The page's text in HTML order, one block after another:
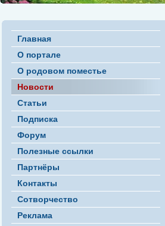
Главная
О портале
О родовом поместье
Новости
Статьи
Подписка
Форум
Полезные ссылки
Партнёры
Контакты
Сотворчество
Реклама